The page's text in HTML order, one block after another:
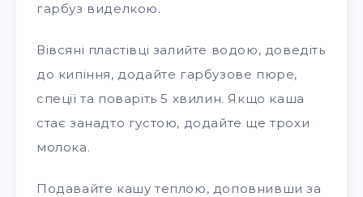
гарбуз виделкою.
Вівсяні пластівці залийте водою, доведіть
до кипіння, додайте гарбузове пюре,
спеції та поваріть 5 хвилин. Якщо каша
стає занадто густою, додайте ще трохи
молока.
Подавайте кашу теплою, доповнивши за